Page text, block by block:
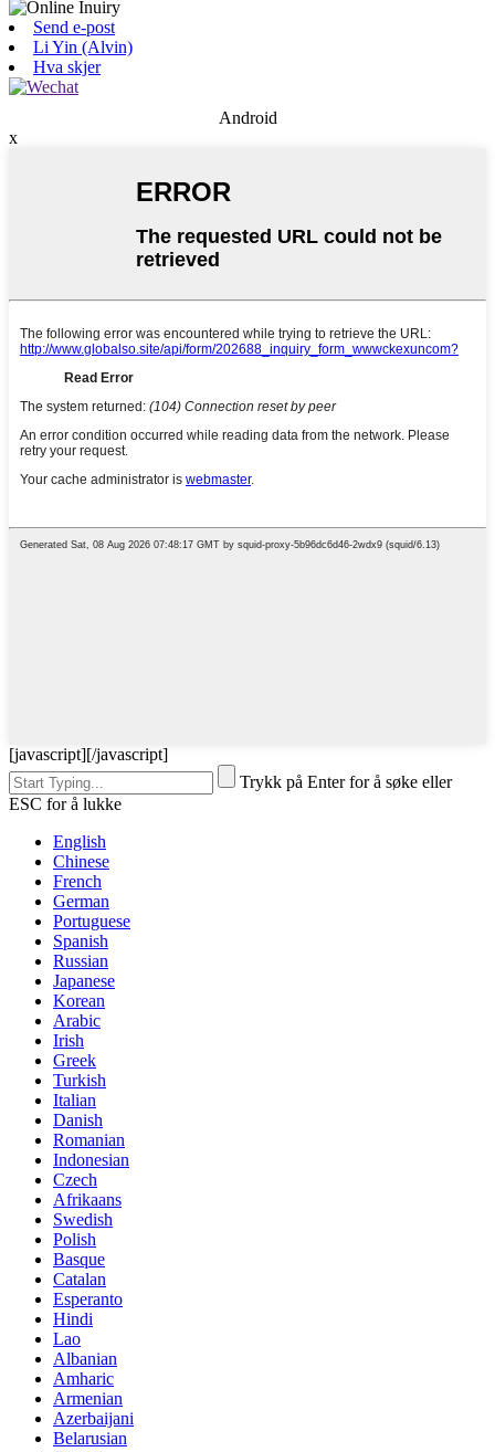
Send e-post
Li Yin (Alvin)
Hva skjer
Android
x
[javascript][/javascript]
Trykk på Enter for å søke eller
ESC for å lukke
English
Chinese
French
German
Portuguese
Spanish
Russian
Japanese
Korean
Arabic
Irish
Greek
Turkish
Italian
Danish
Romanian
Indonesian
Czech
Afrikaans
Swedish
Polish
Basque
Catalan
Esperanto
Hindi
Lao
Albanian
Amharic
Armenian
Azerbaijani
Belarusian